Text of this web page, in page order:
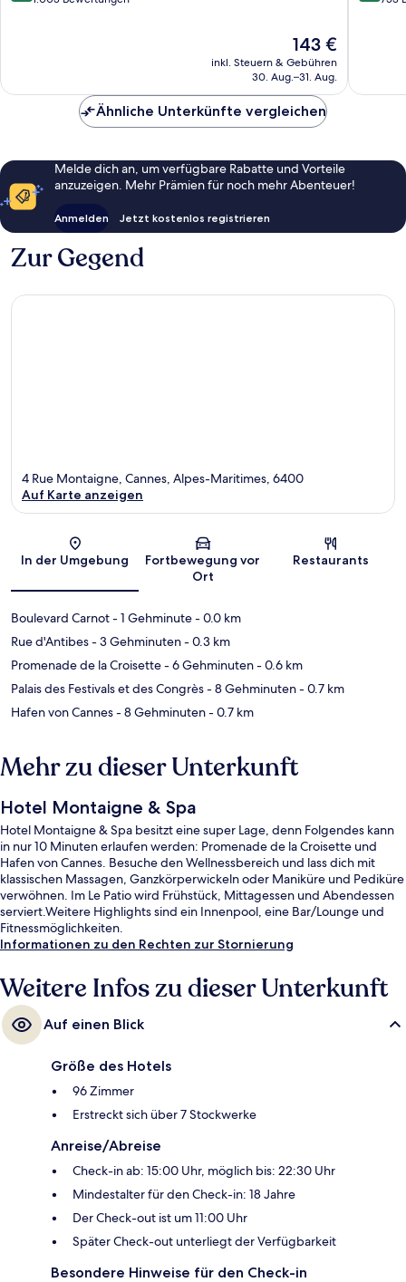
Der
Preis
beträgt
143 €
inkl. Steuern & Gebühren
30. Aug.–31. Aug.
Ähnliche Unterkünfte vergleichen
Melde dich an, um verfügbare Rabatte und Vorteile
anzuzeigen. Mehr Prämien für noch mehr Abenteuer!
Anmelden Jetzt kostenlos registrieren
Zur Gegend
Karte
4 Rue Montaigne, Cannes, Alpes-Maritimes, 6400
Auf Karte anzeigen
In der Umgebung
Fortbewegung vor
Ort
Restaurants
Boulevard Carnot- 1 Gehminute- 0.0 km
Rue d'Antibes- 3 Gehminuten- 0.3 km
Promenade de la Croisette- 6 Gehminuten- 0.6 km
Palais des Festivals et des Congrès- 8 Gehminuten- 0.7 km
Hafen von Cannes- 8 Gehminuten- 0.7 km
Mehr zu dieser Unterkunft
Hotel Montaigne & Spa
Hotel Montaigne & Spa besitzt eine super Lage, denn Folgendes kann
in nur 10 Minuten erlaufen werden: Promenade de la Croisette und
Hafen von Cannes. Besuche den Wellnessbereich und lass dich mit
klassischen Massagen, Ganzkörperwickeln oder Maniküre und Pediküre
verwöhnen. Im Le Patio wird Frühstück, Mittagessen und Abendessen
serviert.Weitere Highlights sind ein Innenpool, eine Bar/Lounge und
Fitnessmöglichkeiten.
Informationen zu den Rechten zur Stornierung
Weitere Infos zu dieser Unterkunft
Auf einen Blick
Größe des Hotels
96 Zimmer
Erstreckt sich über 7 Stockwerke
Anreise/Abreise
Check-in ab: 15:00 Uhr, möglich bis: 22:30 Uhr
Mindestalter für den Check-in: 18 Jahre
Der Check-out ist um 11:00 Uhr
Später Check-out unterliegt der Verfügbarkeit
Besondere Hinweise für den Check-in